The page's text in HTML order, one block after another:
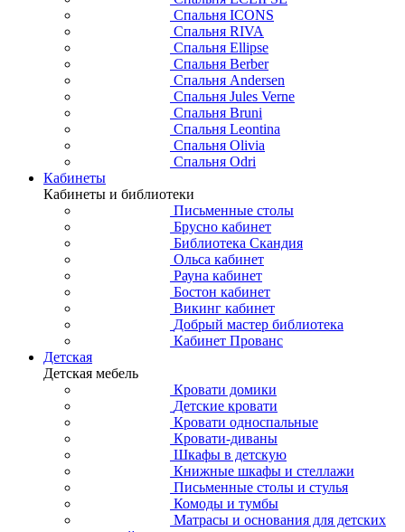
Спальня ICONS
Спальня RIVA
Спальня Ellipse
Спальня Berber
Спальня Andersen
Спальня Jules Verne
Спальня Bruni
Спальня Leontina
Спальня Olivia
Спальня Odri
Кабинеты
Кабинеты и библиотеки
Письменные столы
Брусно кабинет
Библиотека Скандия
Ольса кабинет
Рауна кабинет
Бостон кабинет
Викинг кабинет
Добрый мастер библиотека
Кабинет Прованс
Детская
Детская мебель
Кровати домики
Детские кровати
Кровати односпальные
Кровати-диваны
Шкафы в детскую
Книжные шкафы и стеллажи
Письменные столы и стулья
Комоды и тумбы
Матрасы и основания для детских